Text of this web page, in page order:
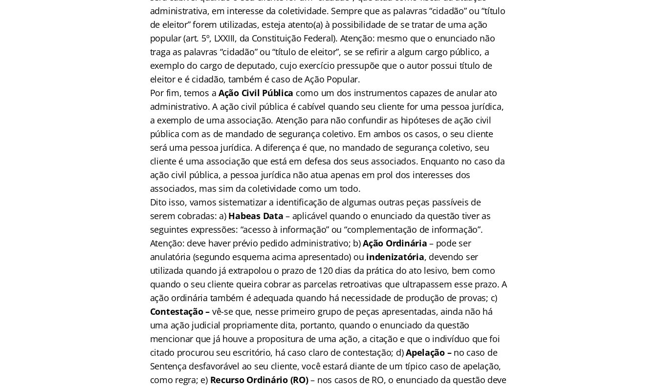
administrativa, em interesse da coletividade. Sempre que as palavras “cidadão” ou “título
de eleitor” forem utilizadas, esteja atento(a) à possibilidade de se tratar de uma ação
popular (art. 5º, LXXIII, da Constituição Federal). Atenção: mesmo que o enunciado não
traga as palavras “cidadão” ou “título de eleitor”, se se refirir a algum cargo público, a
exemplo do cargo de deputado, cujo exercício pressupõe que o autor possui título de
eleitor e é cidadão, também é caso de Ação Popular.
Por fim, temos aAção Civil Pública como um dos instrumentos capazes de anular ato
administrativo. A ação civil pública é cabível quando seu cliente for uma pessoa jurídica,
a exemplo de uma associação. Atenção para não confundir as hipóteses de ação civil
pública com as de mandado de segurança coletivo. Em ambos os casos, o seu cliente
será uma pessoa jurídica. A diferença é que, no mandado de segurança coletivo, seu
cliente é uma associação que está em defesa dos seus associados. Enquanto no caso da
ação civil pública, a pessoa jurídica não atua apenas em prol dos interesses dos
associados, mas sim da coletividade como um todo.
Dito isso, vamos sistematizar a identificação de algumas outras peças passíveis de
serem cobradas: a) Habeas Data – aplicável quando o enunciado da questão tiver as
seguintes expressões: “acesso à informação” ou “complementação de informação”.
Atenção: deve haver prévio pedido administrativo; b)Ação Ordinária – pode ser
anulatória (segundo esquema acima apresentado) ou indenizatória, devendo ser
utilizada quando já extrapolou o prazo de 120 dias da prática do ato lesivo, bem como
quando o seu cliente queira cobrar as parcelas retroativas que ultrapassem esse prazo. A
ação ordinária também é adequada quando há necessidade de produção de provas; c)
Contestação – vê-se que, nesse primeiro grupo de peças apresentadas, ainda não há
uma ação judicial propriamente dita, portanto, quando o enunciado da questão
mencionar que já houve a propositura de uma ação, a citação e que o indivíduo que foi
citado procurou seu escritório, há caso claro de contestação; d)Apelação – no caso de
Sentença desfavorável ao seu cliente, você estará diante de um típico caso de apelação,
como regra; e) Recurso Ordinário (RO)– nos casos de RO, o enunciado da questão deve